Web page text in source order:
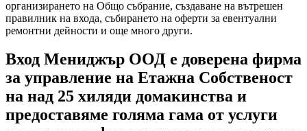
организирането на Общо събрание, създаване на вътрешен
правилник на входа, събирането на оферти за евентуални
ремонтни дейности и още много други.
Вход Мениджър ООД е доверена фирма
за управление на Етажна Собственост
на над 25 хиляди домакинства и
предоставяме голяма гама от услуги